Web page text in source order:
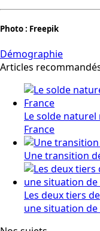
Photo : Freepik
Démographie
Articles
Le solde
France
Une transition
Les deux tiers
une situation